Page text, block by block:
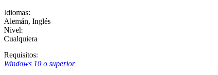
Idiomas:
Alemán, Inglés
Nivel:
Cualquiera
Requisitos:
Windows 10 o superior